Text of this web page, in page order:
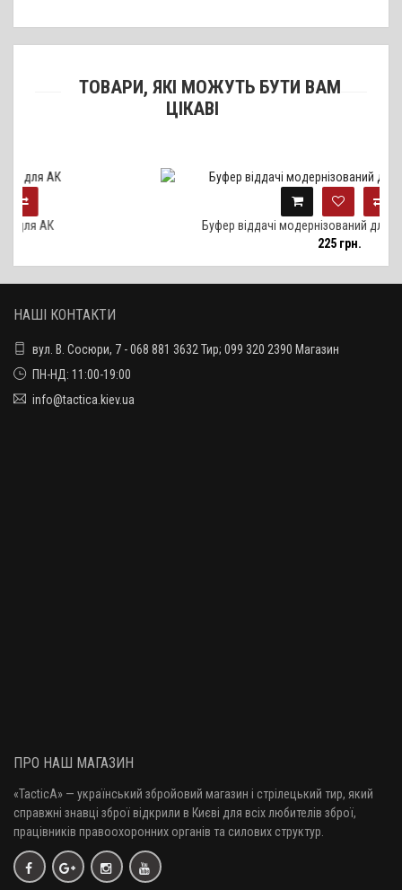
ТОВАРИ, ЯКІ МОЖУТЬ БУТИ ВАМ
ЦІКАВІ
Буфер віддачі модернізований для АК / ВІЙ
НАШІ КОНТАКТИ
вул. В. Сосюри, 7 - 068 881 3632 Тир; 099 320 2390 Магазин
ПН-НД: 11:00-19:00
info@tactica.kiev.ua
ПРО НАШ МАГАЗИН
«TacticA» — український збройовий магазин і стрілецький тир, який
справжні знавці зброї відкрили в Києві для всіх любителів зброї,
працівників правоохоронних органів та силових структур.